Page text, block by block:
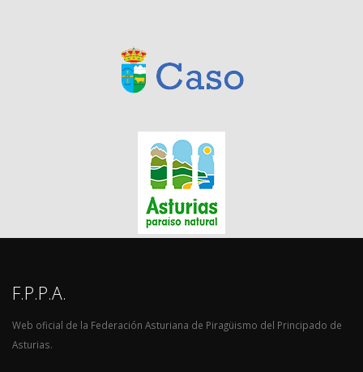
F.P.P.A.
Web oficial de la Federación Asturiana de Piragüismo del Principado de
Asturias.